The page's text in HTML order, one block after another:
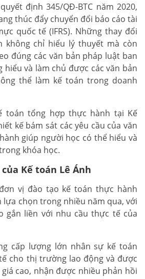
định 345/QĐ-BTC năm 2020,
thúc đẩy chuyển đổi báo cáo tài
quốc tế (IFRS). Những thay đổi
không chỉ hiểu lý thuyết mà còn
đúng các văn bản pháp luật ban
hiểu và làm chủ được các văn bản
thể làm kế toán trong doanh
toán tổng hợp thực hành tại Kế
kế bám sát các yêu cầu của văn
giúp người học có thể hiểu và
khóa học.
Kế toán Lê Ánh
vị đào tạo kế toán thực hành
lựa chọn trong nhiều năm qua, với
gắn liền với nhu cầu thực tế của
cấp lượng lớn nhân sự kế toán
cho thị trường lao động và được
cao, nhận được nhiều phản hồi